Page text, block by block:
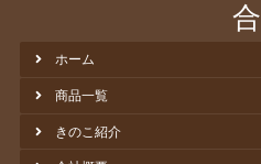
合
ホーム
商品一覧
きのこ紹介